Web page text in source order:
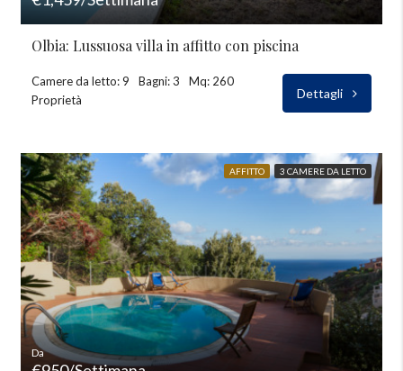
Olbia: Lussuosa villa in affitto con piscina
Camere da letto: 9 Bagni: 3
Mq: 260
Proprietà
Dettagli
AFFITTO 3 CAMERE DA LETTO
Da